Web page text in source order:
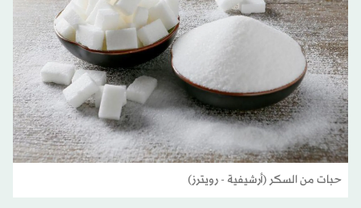
حبات من السكر (أرشيفية - رويترز)